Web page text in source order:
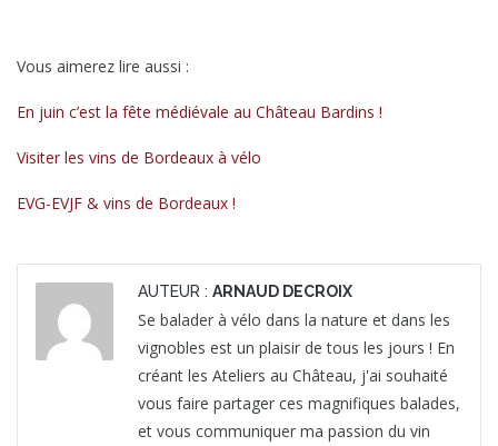
Vous aimerez lire aussi :
En juin c’est la fête médiévale au Château Bardins !
Visiter les vins de Bordeaux à vélo
EVG-EVJF & vins de Bordeaux !
AUTEUR : ARNAUD DECROIX
Se balader à vélo dans la nature et dans les
vignobles est un plaisir de tous les jours ! En
créant les Ateliers au Château, j'ai souhaité
vous faire partager ces magnifiques balades,
et vous communiquer ma passion du vin